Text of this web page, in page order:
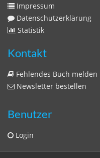
Impressum
Datenschutzerklärung
Statistik
Kontakt
Fehlendes Buch melden
Newsletter bestellen
Benutzer
Login